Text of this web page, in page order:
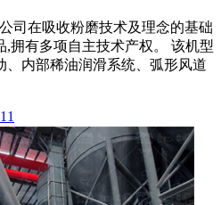
司在吸收粉磨技术及理念的基础
,拥有多项自主技术产权。 该机型
、内部稀油润滑系统、弧形风道